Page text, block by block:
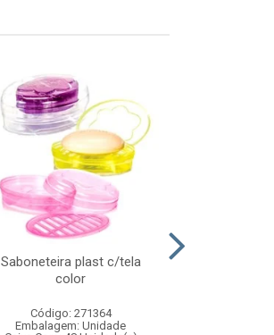
Saboneteira plast c/tela
color
Código: 271364
Embalagem: Unidade